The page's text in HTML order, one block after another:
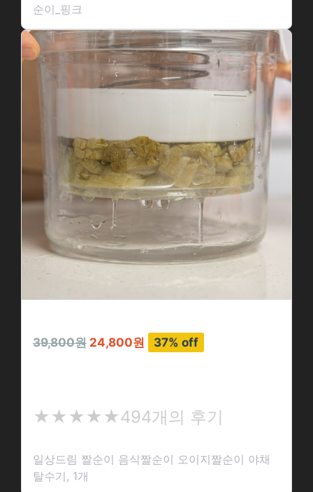
순이_핑크
39,800원 24,800원 37% off
★
★
★
★
★★★★★494개의 후기
일상드림 짤순이 음식짤순이 오이지짤순이 야채
탈수기, 1개